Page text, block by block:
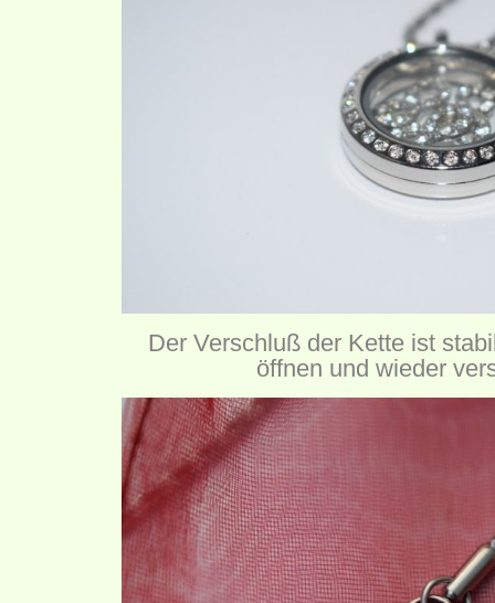
Der Verschluß der Kette ist
öffnen und wieder